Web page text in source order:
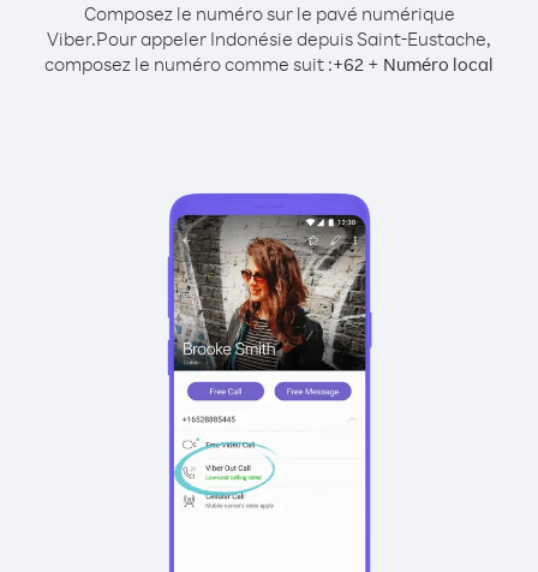
Composez le numéro sur le pavé numérique
Viber.Pour appeler Indonésie depuis Saint-Eustache,
composez le numéro comme suit :+62 + Numéro local